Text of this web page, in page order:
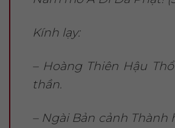
Kính lạy:
– Hoàng Thiên Hậu
thần.
– Ngài Bản cảnh Thành